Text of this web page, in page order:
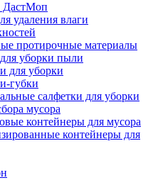
ДастМоп
удаления влаги
протирочные материалы
уборки пыли
для уборки
губки
салфетки для уборки
мусора
контейнеры для мусора
контейнеры для